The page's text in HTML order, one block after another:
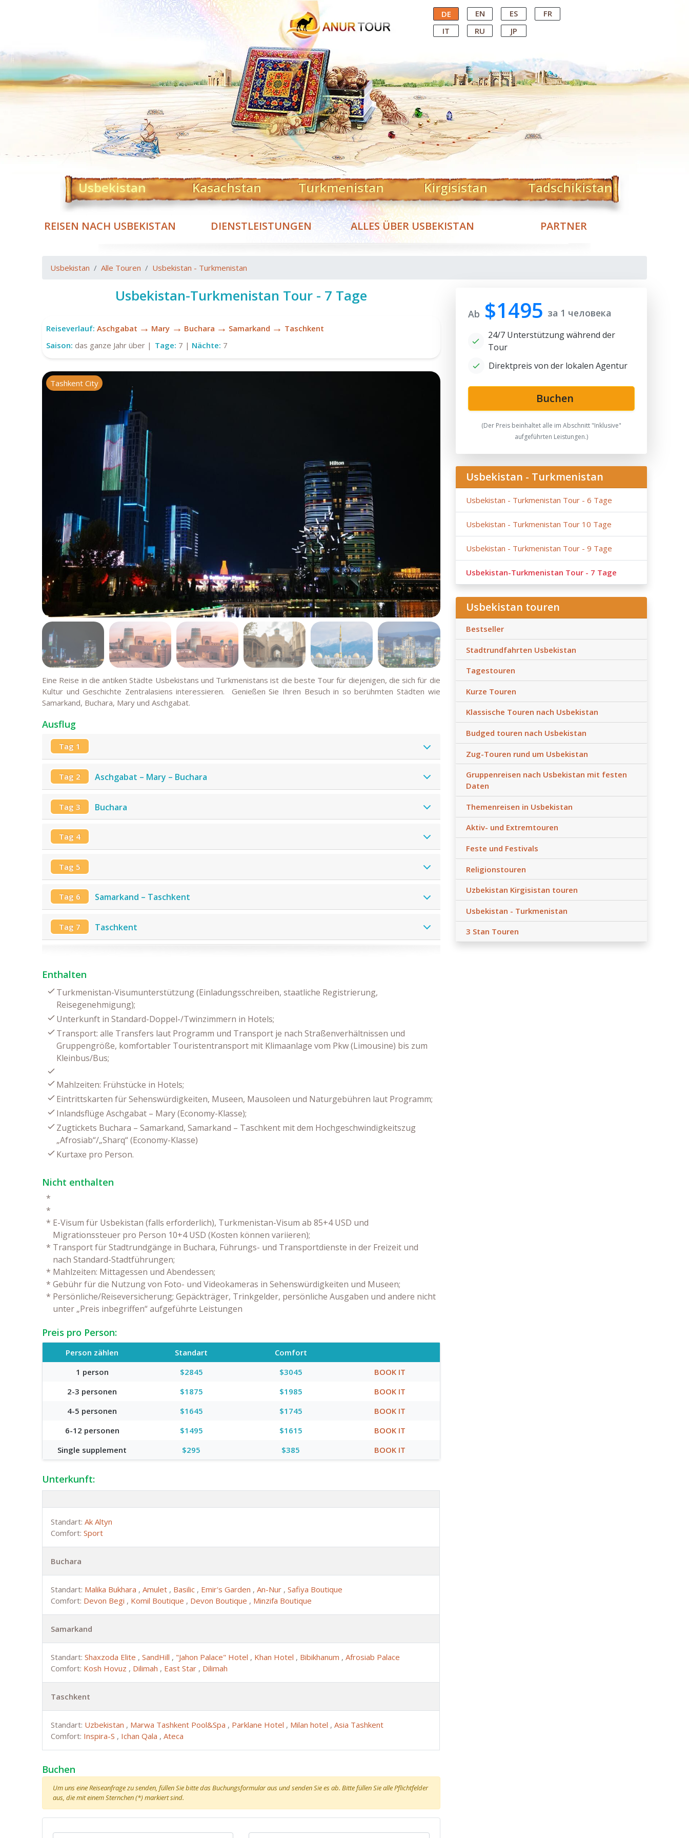
Central Asian Tour Operator DE EN ES
FR
IT
RU JP
Usbekistan Kasachstan Turkmenistan Kirgisistan Tadschikistan
REISEN NACH USBEKISTAN DIENSTLEISTUNGEN ALLES ÜBER USBEKISTAN PARTNER
Usbekistan Alle Touren Usbekistan - Turkmenistan
Usbekistan-Turkmenistan Tour - 7 Tage
Reiseverlauf: Aschgabat → Mary → Buchara → Samarkand → Taschkent
Saison: das ganze Jahr über | Tage: 7 | Nächte: 7
Tashkent City
Eine Reise in die antiken Städte Usbekistans und Turkmenistans ist die beste Tour für diejenigen, die sich für die
Kultur und Geschichte Zentralasiens interessieren. Genießen Sie Ihren Besuch in so berühmten Städten wie
Samarkand, Buchara, Mary und Aschgabat.
Ausflug
Tag 1
Tag 2 Aschgabat – Mary – Buchara
Tag 3 Buchara
Tag 4
Tag 5
Tag 6 Samarkand – Taschkent
Tag 7 Taschkent
Enthalten
Turkmenistan-Visumunterstützung (Einladungsschreiben, staatliche Registrierung,
Reisegenehmigung);
Unterkunft in Standard-Doppel-/Twinzimmern in Hotels;
Transport: alle Transfers laut Programm und Transport je nach Straßenverhältnissen und
Gruppengröße, komfortabler Touristentransport mit Klimaanlage vom Pkw (Limousine) bis zum
Kleinbus/Bus;
Mahlzeiten: Frühstücke in Hotels;
Eintrittskarten für Sehenswürdigkeiten, Museen, Mausoleen und Naturgebühren laut Programm;
Inlandsflüge Aschgabat – Mary (Economy-Klasse);
Zugtickets Buchara – Samarkand, Samarkand – Taschkent mit dem Hochgeschwindigkeitszug
„Afrosiab“/„Sharq“ (Economy-Klasse)
Kurtaxe pro Person.
Nicht enthalten
*
*
* E-Visum für Usbekistan (falls erforderlich), Turkmenistan-Visum ab 85+4 USD und
Migrationssteuer pro Person 10+4 USD (Kosten können variieren);
* Transport für Stadtrundgänge in Buchara, Führungs- und Transportdienste in der Freizeit und
nach Standard-Stadtführungen;
* Mahlzeiten: Mittagessen und Abendessen;
* Gebühr für die Nutzung von Foto- und Videokameras in Sehenswürdigkeiten und Museen;
* Persönliche/Reiseversicherung; Gepäckträger, Trinkgelder, persönliche Ausgaben und andere nicht
unter „Preis inbegriffen“ aufgeführte Leistungen
Preis pro Person:
Person zählen Standart
Comfort
1 person
$2845 $3045
BOOK IT
2-3 personen
$1875 $1985
BOOK IT
4-5 personen
$1645 $1745
BOOK IT
6-12 personen
$1495 $1615
BOOK IT
Single supplement
$295 $385 BOOK IT
Unterkunft:
Standart: Ak Altyn
Comfort: Sport
Buchara
Standart: Malika Bukhara , Amulet , Basilic , Emir's Garden , An-Nur , Safiya Boutique
Comfort: Devon Begi , Komil Boutique , Devon Boutique , Minzifa Boutique
Samarkand
Standart: Shaxzoda Elite , SandHill , "Jahon Palace" Hotel , Khan Hotel , Bibikhanum , Afrosiab Palace
Comfort: Kosh Hovuz , Dilimah , East Star , Dilimah
Taschkent
Standart: Uzbekistan , Marwa Tashkent Pool&Spa , Parklane Hotel , Milan hotel , Asia Tashkent
Comfort: Inspira-S , Ichan Qala , Ateca
Buchen
Um uns eine Reiseanfrage zu senden, füllen Sie bitte das Buchungsformular aus und senden Sie es ab. Bitte füllen Sie alle Pflichtfelder
aus, die mit einem Sternchen (*) markiert sind.
Ab $1495 за 1 человека
24/7 Unterstützung während der
Tour
Direktpreis von der lokalen Agentur
Buchen
(Der Preis beinhaltet alle im Abschnitt "Inklusive"
aufgeführten Leistungen.)
Usbekistan - Turkmenistan
Usbekistan - Turkmenistan Tour - 6 Tage
Usbekistan - Turkmenistan Tour 10 Tage
Usbekistan - Turkmenistan Tour - 9 Tage
Usbekistan-Turkmenistan Tour - 7 Tage
Usbekistan touren
Bestseller
Stadtrundfahrten Usbekistan
Tagestouren
Kurze Touren
Klassische Touren nach Usbekistan
Budged touren nach Usbekistan
Zug-Touren rund um Usbekistan
Gruppenreisen nach Usbekistan mit festen
Daten
Themenreisen in Usbekistan
Aktiv- und Extremtouren
Feste und Festivals
Religionstouren
Uzbekistan Kirgisistan touren
Usbekistan - Turkmenistan
3 Stan Touren